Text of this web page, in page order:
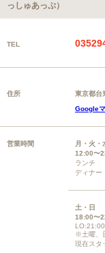
っしゅあっぷ）
TEL
住所
東京都台
Google
営業時間
月・火・
12:00〜
ランチ
ディナ
土・日
18:00〜
LO:21:00
※土曜、
現在スタ